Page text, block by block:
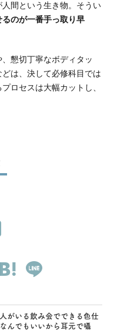
間という生き物。そうい
のが一番手っ取り早
懇切丁寧なボディタッ
は、決して必修科目では
ロセスは大幅カットし、
がいる飲み会でできる色仕
んでもいいから耳元で囁